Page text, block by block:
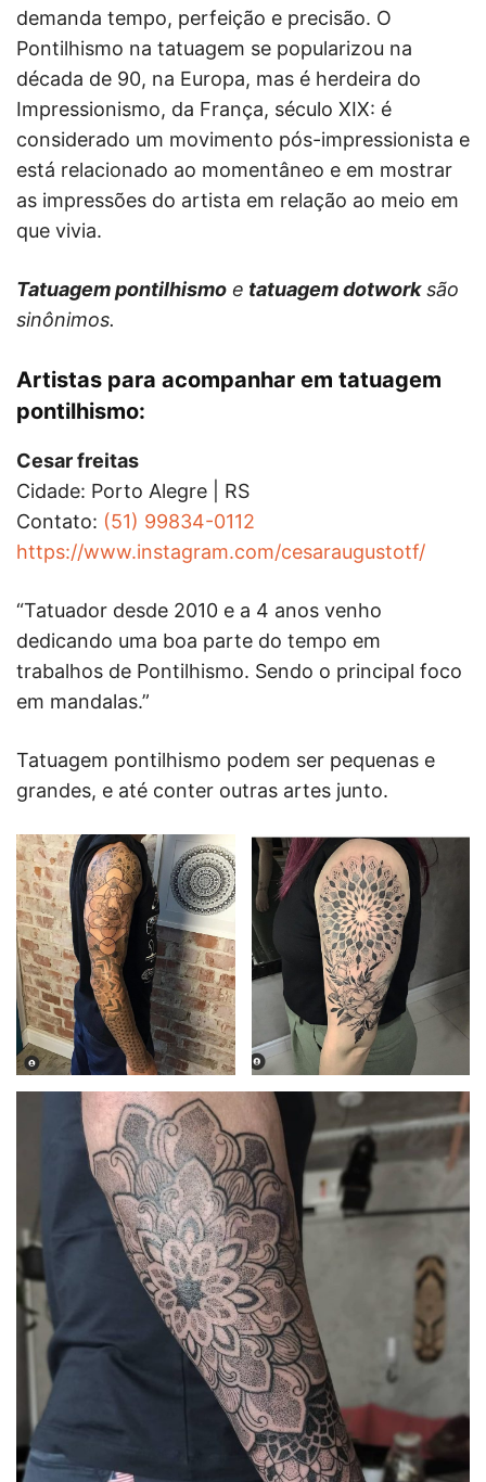
demanda tempo, perfeição e precisão. O
Pontilhismo na tatuagem se popularizou na
década de 90, na Europa, mas é herdeira do
Impressionismo, da França, século XIX: é
considerado um movimento pós-impressionista e
está relacionado ao momentâneo e em mostrar
as impressões do artista em relação ao meio em
que vivia.
Tatuagem pontilhismo e tatuagem dotworksão
sinônimos.
Artistas para acompanhar em tatuagem
pontilhismo:
Cesar freitas
Cidade: Porto Alegre | RS
Contato: (51) 99834-0112
https://www.instagram.com/cesaraugustotf/
“Tatuador desde 2010 e a 4 anos venho
dedicando uma boa parte do tempo em
trabalhos de Pontilhismo. Sendo o principal foco
em mandalas.”
Tatuagem pontilhismo podem ser pequenas e
grandes, e até conter outras artes junto.